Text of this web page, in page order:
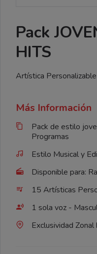
Pack
HITS
Artística
Más Información
Pack de estilo
Programas
Estilo Musical y
Disponible para:
15 Artísticas
1 sola voz -
Exclusividad